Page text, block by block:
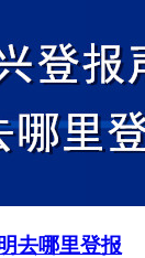
去哪里登报